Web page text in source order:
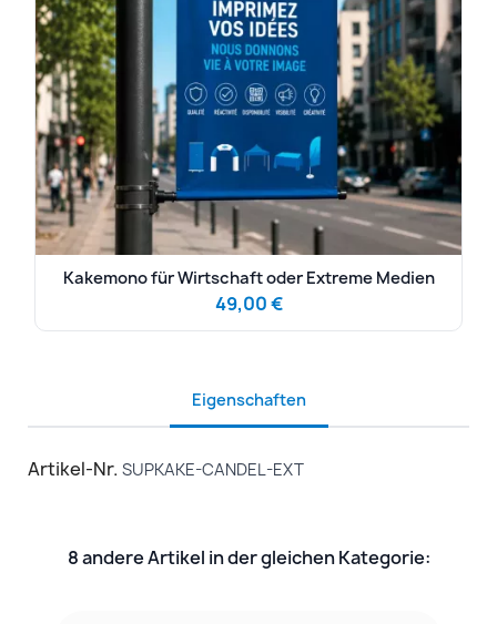
Kakemono für Wirtschaft oder Extreme Medien
49,00 €
Eigenschaften
Artikel-Nr. SUPKAKE-CANDEL-EXT
8 andere Artikel in der gleichen Kategorie: